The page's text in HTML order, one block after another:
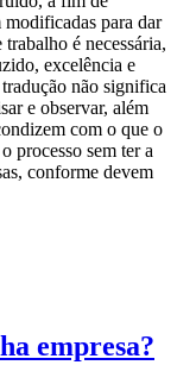
modificadas para dar
é necessária,
excelência e
não significa
e observar, além
com o que o
processo sem ter a
conforme devem
empresa?